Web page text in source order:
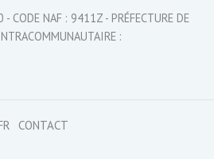
NAF : 9411Z - PRÉFECTURE DE
:
CONTACT